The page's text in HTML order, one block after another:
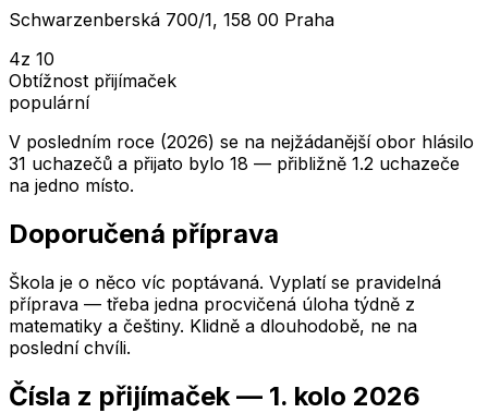
Schwarzenberská 700/1, 158 00 Praha
4z 10
Obtížnost přijímaček
populární
V posledním roce (2026) se na nejžádanější obor hlásilo
31 uchazečů a přijato bylo 18 — přibližně 1.2 uchazeče
na jedno místo.
Doporučená příprava
Škola je o něco víc poptávaná. Vyplatí se pravidelná
příprava — třeba jedna procvičená úloha týdně z
matematiky a češtiny. Klidně a dlouhodobě, ne na
poslední chvíli.
Čísla z přijímaček — 1. kolo 2026